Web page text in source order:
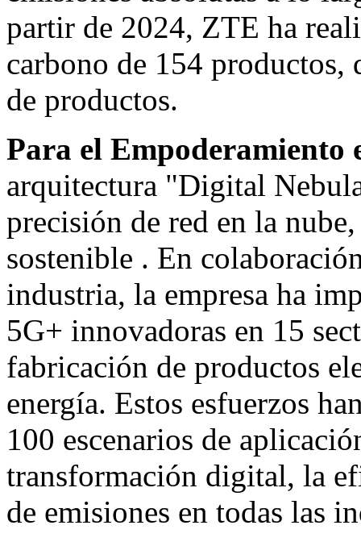
partir de 2024, ZTE ha
carbono de 154 productos,
de productos.
Para el Empoderamiento
arquitectura "Digital
precisión de red en la
sostenible . En
industria, la empresa ha
5G+ innovadoras en 15
fabricación de productos
energía. Estos esfuerzos
100 escenarios de
transformación digital, la
de emisiones en todas las